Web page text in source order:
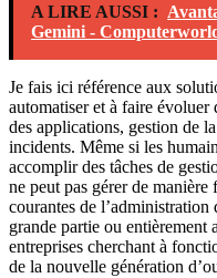
A LIRE AUSSI :
Gemini -
Je fais ici référence aux
automatiser et à faire évoluer
des applications, gestion de
incidents. Même si les
accomplir des tâches de
ne peut pas gérer de manière
courantes de
grande partie ou entièrement
entreprises cherchant à
de la nouvelle génération